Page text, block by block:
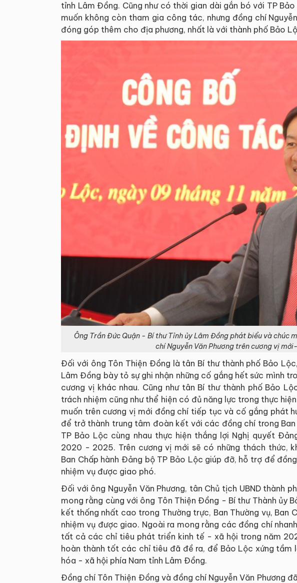
tỉnh Lâm Đồng. Cũng như có thời gian dài gắn bó với TP
muốn không còn tham gia công tác, nhưng đồng chí
đóng góp thêm cho địa phương, nhất là với thành phố Bảo
Ông Trần Đức Quận - Bí thư Tỉnh ủy Lâm Đồng phát biểu và chúc
chí Nguyễn Văn Phương trên cương vị
Đối với ông Tôn Thiện Đồng là tân Bí thư thành phố Bảo
Lâm Đồng bày tỏ sự ghi nhận những cố gắng hết sức mình
cương vị khác nhau. Cũng như tân Bí thư thành phố Bảo
trách nhiệm cũng như thể hiện có đủ năng lực trong thực
muốn trên cương vị mới đồng chí tiếp tục và cố gắng phát
để trở thành trung tâm đoàn kết với các đồng chí trong Ban
TP Bảo Lộc cùng nhau thực hiện thắng lợi Nghị quyết
2020 - 2025. Trên cương vị mới sẽ có những thách thức,
Ban Chấp hành Đảng bộ TP Bảo Lộc giúp đỡ, hỗ trợ để
nhiệm vụ được giao phó.
Đối với ông Nguyễn Văn Phương, tân Chủ tịch UBND thành
mong rằng cùng với ông Tôn Thiện Đồng - Bí thư Thành ủy
kết thống nhất cao trong Thường trực, Ban Thường vụ, Ban
nhiệm vụ được giao. Ngoài ra mong rằng các đồng chí
tất cả các chỉ tiêu phát triển kinh tế - xã hội trong năm
hoàn thành tốt các chỉ tiêu đã đề ra, để Bảo Lộc xứng
hóa - xã hội phía Nam tỉnh Lâm Đồng.
Đồng chí Tôn Thiện Đồng và đồng chí Nguyễn Văn Phương